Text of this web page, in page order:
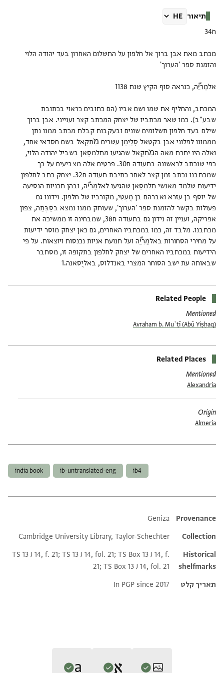
תיאור
מכתב מאת אבן ברוך אל חלפון על התשלום האחרון בעד יהודה הלוי
המכתב, והחליף את שמו ושם אביו (הם כתובים כראוי בכתובת
שבע"ב). כמו שאר מכתביו של יצחק המכתב קצר וענייני. אבן ברוך
שילם בעד חלפון תשלומים שונים ובעקבות קבלת מכתב ממנו נתן
מממונו לפלוני אבן בקטאל סֻלַיְמַן עשרים מִ̇תְקַאל בשם חסדאי אחד,
ואלה היו יתרת מאה המִ̇תְקַאל שהגיעו מתִלִמְסַאן בשביל יהודה הלוי,
כפי שנכתב לראשונה בתעודה ח30. פרטים אלה מצביעים על כך
שמכתבנו נכתב זמן קצר לאחר כתיבת תעודה ח32. יצחק כתב לחלפון
ידיעות שלמד מאנשי תִלִמְסַאן שהגיעו לאלמַרִיַّה, ובהן תכניות הנסיעה
של יוסף בן עזרא ואברהם בן מֻעְטִי, מקורביו של חלפון. נידונו גם
פעולות בקשר להזמנת ספר 'הערוך', שעותק ממנו נמצא בסַבְּתַה, צפון
אפריקה, ועניין זה נידון גם בתעודה ח38, שמבחינה זו ממשיכה את
מכתבנו. מלבד זה, כמו במכתביו האחרים, גם כאן יצחק מוסר ידיעות
על מחירי הסחורות באלמַרִיַّה ועל תנועת אניות נכנסות ויוצאות. על פי
הידיעות במכתביו האחרים של יצחק לחלפון בתקופה זו, מסתבר
שבאותה עת ישב הסוחר המצרי באנדלוס, באליֻסאנה.1
Related People
Mentioned
(Abū Yiṣḥaq) Avraham b. Muʿṭī
Related Places
Mentioned
Alexandria
Origin
Almeria
ib4
ib-untranslated-eng
india book
Additional metadata
Provenance
Geniza
Collection
Cambridge University Library, Taylor-Schechter
Historical
shelfmarks
TS 13 J 14, f. 21; TS 13 J 14, fol. 21; TS Box 13 J 14, f.
21; TS Box 13 J 14, fol. 21
תאריך קלט
In PGP since 2017